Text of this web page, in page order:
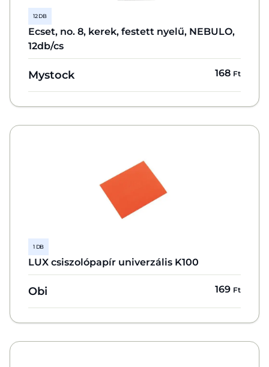
12 DB
Ecset, no. 8, kerek, festett nyelű, NEBULO,
12db/cs
Mystock 168 Ft
1 DB
LUX csiszolópapír univerzális K100
Obi 169 Ft